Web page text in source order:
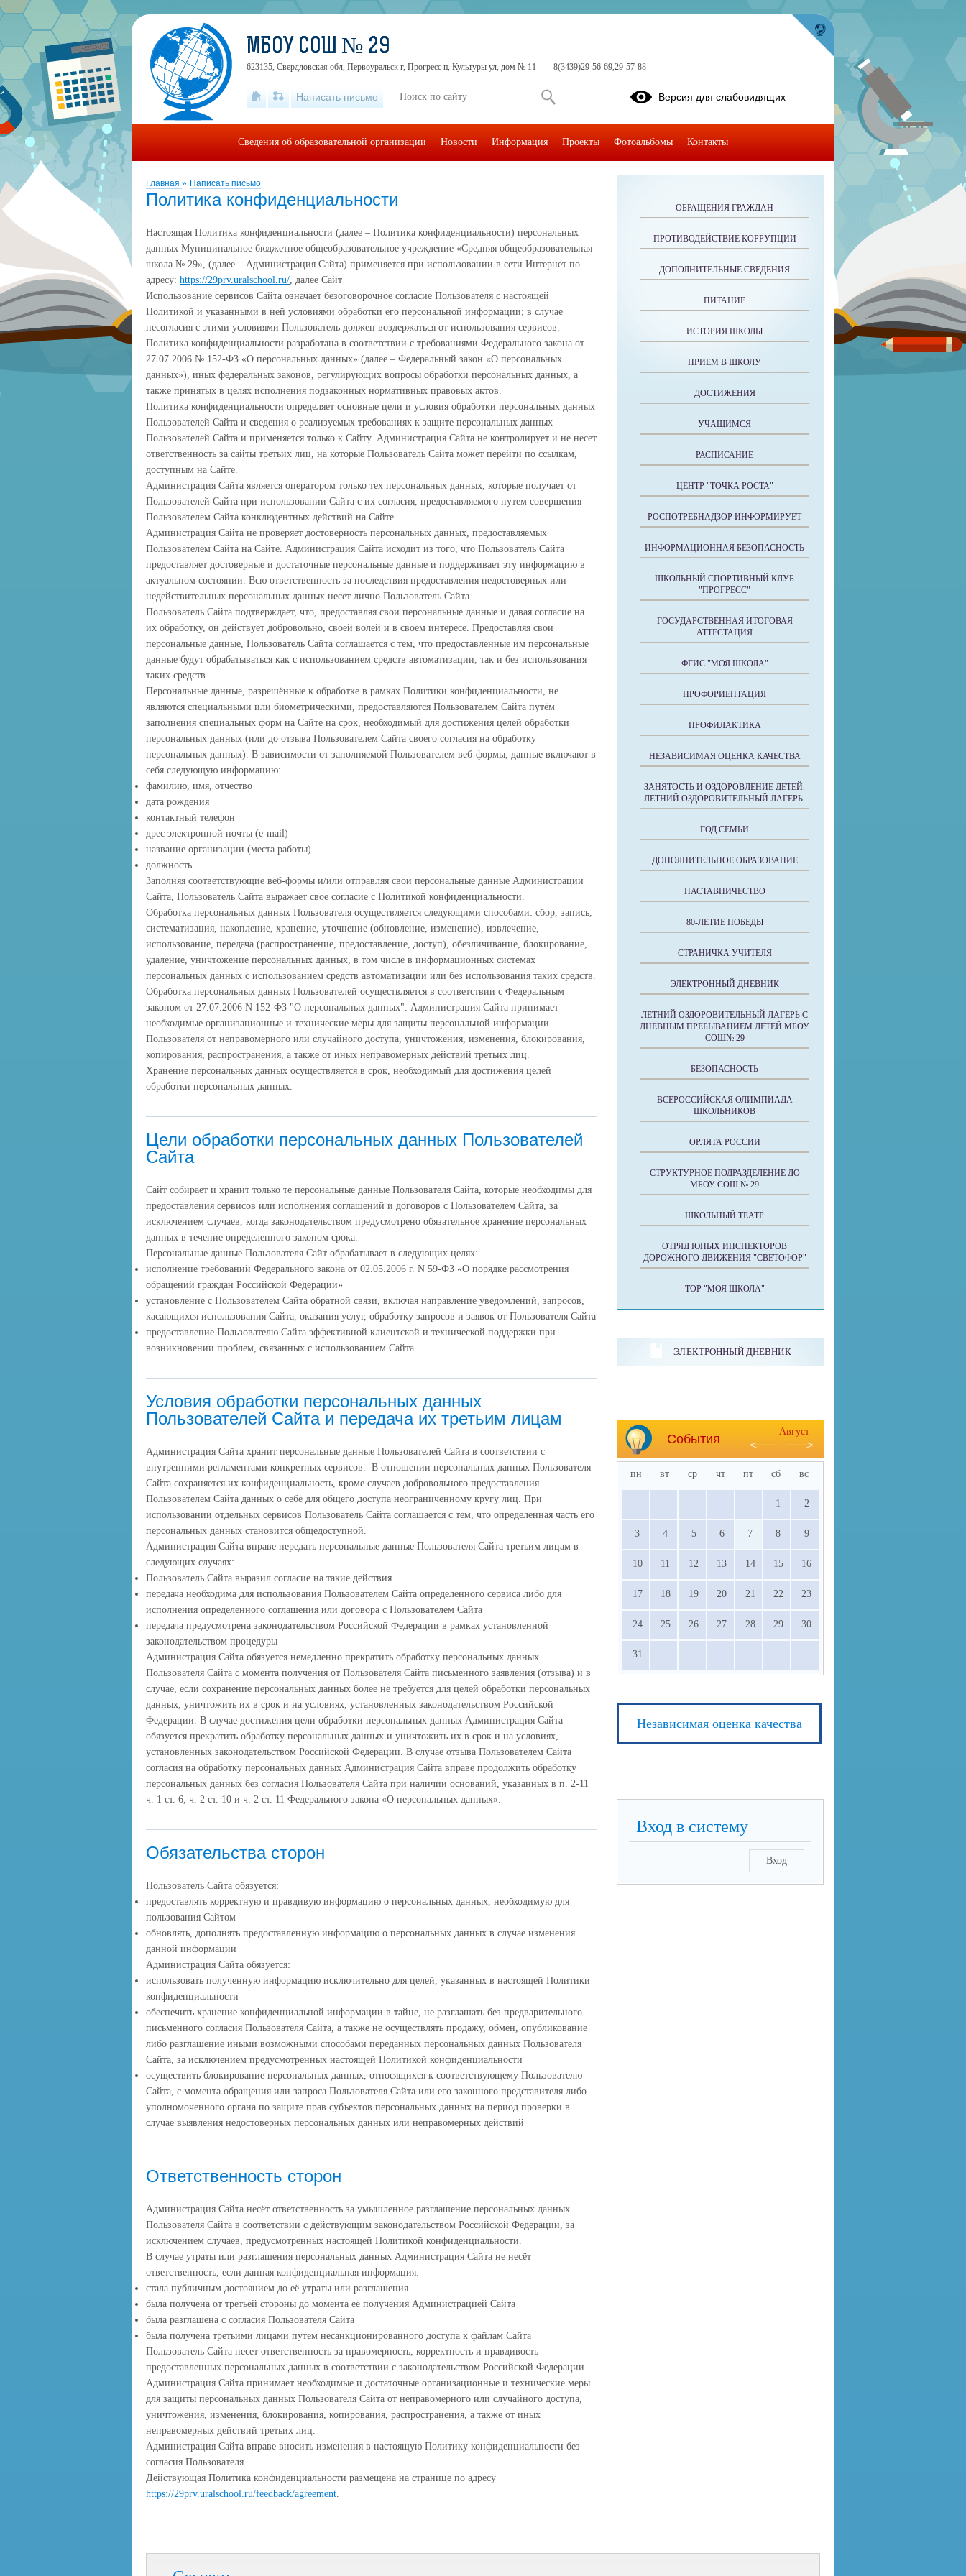
Главная » Написать письмо
Политика конфиденциальности
Настоящая Политика конфиденциальности (далее – Политика конфиденциальности) персональных
данных Муниципальное бюджетное общеобразовательное учреждение «Средняя общеобразовательная
школа № 29», (далее – Администрация Сайта) применяется при использовании в сети Интернет по
адресу: https://29prv.uralschool.ru/, далее Сайт
Использование сервисов Сайта означает безоговорочное согласие Пользователя с настоящей
Политикой и указанными в ней условиями обработки его персональной информации; в случае
несогласия с этими условиями Пользователь должен воздержаться от использования сервисов.
Политика конфиденциальности разработана в соответствии с требованиями Федерального закона от
27.07.2006 № 152-ФЗ «О персональных данных» (далее – Федеральный закон «О персональных
данных»), иных федеральных законов, регулирующих вопросы обработки персональных данных, а
также принятых в целях исполнения подзаконных нормативных правовых актов.
Политика конфиденциальности определяет основные цели и условия обработки персональных данных
Пользователей Сайта и сведения о реализуемых требованиях к защите персональных данных
Пользователей Сайта и применяется только к Сайту. Администрация Сайта не контролирует и не несет
ответственность за сайты третьих лиц, на которые Пользователь Сайта может перейти по ссылкам,
доступным на Сайте.
Администрация Сайта является оператором только тех персональных данных, которые получает от
Пользователей Сайта при использовании Сайта с их согласия, предоставляемого путем совершения
Пользователем Сайта конклюдентных действий на Сайте.
Администрация Сайта не проверяет достоверность персональных данных, предоставляемых
Пользователем Сайта на Сайте. Администрация Сайта исходит из того, что Пользователь Сайта
предоставляет достоверные и достаточные персональные данные и поддерживает эту информацию в
актуальном состоянии. Всю ответственность за последствия предоставления недостоверных или
недействительных персональных данных несет лично Пользователь Сайта.
Пользователь Сайта подтверждает, что, предоставляя свои персональные данные и давая согласие на
их обработку, он действует добровольно, своей волей и в своем интересе. Предоставляя свои
персональные данные, Пользователь Сайта соглашается с тем, что предоставленные им персональные
данные будут обрабатываться как с использованием средств автоматизации, так и без использования
таких средств.
Персональные данные, разрешённые к обработке в рамках Политики конфиденциальности, не
являются специальными или биометрическими, предоставляются Пользователем Сайта путём
заполнения специальных форм на Сайте на срок, необходимый для достижения целей обработки
персональных данных (или до отзыва Пользователем Сайта своего согласия на обработку
персональных данных). В зависимости от заполняемой Пользователем веб-формы, данные включают в
себя следующую информацию:
фамилию, имя, отчество
дата рождения
контактный телефон
дрес электронной почты (e-mail)
название организации (места работы)
должность
Заполняя соответствующие веб-формы и/или отправляя свои персональные данные Администрации
Сайта, Пользователь Сайта выражает свое согласие с Политикой конфиденциальности.
Обработка персональных данных Пользователя осуществляется следующими способами: сбор, запись,
систематизация, накопление, хранение, уточнение (обновление, изменение), извлечение,
использование, передача (распространение, предоставление, доступ), обезличивание, блокирование,
удаление, уничтожение персональных данных, в том числе в информационных системах
персональных данных с использованием средств автоматизации или без использования таких средств.
Обработка персональных данных Пользователей осуществляется в соответствии с Федеральным
законом от 27.07.2006 N 152-ФЗ "О персональных данных". Администрация Сайта принимает
необходимые организационные и технические меры для защиты персональной информации
Пользователя от неправомерного или случайного доступа, уничтожения, изменения, блокирования,
копирования, распространения, а также от иных неправомерных действий третьих лиц.
Хранение персональных данных осуществляется в срок, необходимый для достижения целей
обработки персональных данных.
Цели обработки персональных данных Пользователей
Сайта
Сайт собирает и хранит только те персональные данные Пользователя Сайта, которые необходимы для
предоставления сервисов или исполнения соглашений и договоров с Пользователем Сайта, за
исключением случаев, когда законодательством предусмотрено обязательное хранение персональных
данных в течение определенного законом срока.
Персональные данные Пользователя Сайт обрабатывает в следующих целях:
исполнение требований Федерального закона от 02.05.2006 г. N 59-ФЗ «О порядке рассмотрения
обращений граждан Российской Федерации»
установление с Пользователем Сайта обратной связи, включая направление уведомлений, запросов,
касающихся использования Сайта, оказания услуг, обработку запросов и заявок от Пользователя Сайта
предоставление Пользователю Сайта эффективной клиентской и технической поддержки при
возникновении проблем, связанных с использованием Сайта.
Условия обработки персональных данных
Пользователей Сайта и передача их третьим лицам
Администрация Сайта хранит персональные данные Пользователей Сайта в соответствии с
внутренними регламентами конкретных сервисов. В отношении персональных данных Пользователя
Сайта сохраняется их конфиденциальность, кроме случаев добровольного предоставления
Пользователем Сайта данных о себе для общего доступа неограниченному кругу лиц. При
использовании отдельных сервисов Пользователь Сайта соглашается с тем, что определенная часть его
персональных данных становится общедоступной.
Администрация Сайта вправе передать персональные данные Пользователя Сайта третьим лицам в
следующих случаях:
Пользователь Сайта выразил согласие на такие действия
передача необходима для использования Пользователем Сайта определенного сервиса либо для
исполнения определенного соглашения или договора с Пользователем Сайта
передача предусмотрена законодательством Российской Федерации в рамках установленной
законодательством процедуры
Администрация Сайта обязуется немедленно прекратить обработку персональных данных
Пользователя Сайта с момента получения от Пользователя Сайта письменного заявления (отзыва) и в
случае, если сохранение персональных данных более не требуется для целей обработки персональных
данных, уничтожить их в срок и на условиях, установленных законодательством Российской
Федерации. В случае достижения цели обработки персональных данных Администрация Сайта
обязуется прекратить обработку персональных данных и уничтожить их в срок и на условиях,
установленных законодательством Российской Федерации. В случае отзыва Пользователем Сайта
согласия на обработку персональных данных Администрация Сайта вправе продолжить обработку
персональных данных без согласия Пользователя Сайта при наличии оснований, указанных в п. 2-11
ч. 1 ст. 6, ч. 2 ст. 10 и ч. 2 ст. 11 Федерального закона «О персональных данных».
Обязательства сторон
Пользователь Сайта обязуется:
предоставлять корректную и правдивую информацию о персональных данных, необходимую для
пользования Сайтом
обновлять, дополнять предоставленную информацию о персональных данных в случае изменения
данной информации
Администрация Сайта обязуется:
использовать полученную информацию исключительно для целей, указанных в настоящей Политики
конфиденциальности
обеспечить хранение конфиденциальной информации в тайне, не разглашать без предварительного
письменного согласия Пользователя Сайта, а также не осуществлять продажу, обмен, опубликование
либо разглашение иными возможными способами переданных персональных данных Пользователя
Сайта, за исключением предусмотренных настоящей Политикой конфиденциальности
осуществить блокирование персональных данных, относящихся к соответствующему Пользователю
Сайта, с момента обращения или запроса Пользователя Сайта или его законного представителя либо
уполномоченного органа по защите прав субъектов персональных данных на период проверки в
случае выявления недостоверных персональных данных или неправомерных действий
Ответственность сторон
Администрация Сайта несёт ответственность за умышленное разглашение персональных данных
Пользователя Сайта в соответствии с действующим законодательством Российской Федерации, за
исключением случаев, предусмотренных настоящей Политикой конфиденциальности.
В случае утраты или разглашения персональных данных Администрация Сайта не несёт
ответственность, если данная конфиденциальная информация:
cтала публичным достоянием до её утраты или разглашения
была получена от третьей стороны до момента её получения Администрацией Сайта
была разглашена с согласия Пользователя Сайта
была получена третьими лицами путем несанкционированного доступа к файлам Сайта
Пользователь Сайта несет ответственность за правомерность, корректность и правдивость
предоставленных персональных данных в соответствии с законодательством Российской Федерации.
Администрация Сайта принимает необходимые и достаточные организационные и технические меры
для защиты персональных данных Пользователя Сайта от неправомерного или случайного доступа,
уничтожения, изменения, блокирования, копирования, распространения, а также от иных
неправомерных действий третьих лиц.
Администрация Сайта вправе вносить изменения в настоящую Политику конфиденциальности без
согласия Пользователя.
Действующая Политика конфиденциальности размещена на странице по адресу
https://29prv.uralschool.ru/feedback/agreement.
ОБРАЩЕНИЯ ГРАЖДАН
ПРОТИВОДЕЙСТВИЕ КОРРУПЦИИ
ДОПОЛНИТЕЛЬНЫЕ СВЕДЕНИЯ
ПИТАНИЕ
ИСТОРИЯ ШКОЛЫ
ПРИЕМ В ШКОЛУ
ДОСТИЖЕНИЯ
УЧАЩИМСЯ
РАСПИСАНИЕ
ЦЕНТР "ТОЧКА РОСТА"
РОСПОТРЕБНАДЗОР ИНФОРМИРУЕТ
ИНФОРМАЦИОННАЯ БЕЗОПАСНОСТЬ
ШКОЛЬНЫЙ СПОРТИВНЫЙ КЛУБ
"ПРОГРЕСС"
ГОСУДАРСТВЕННАЯ ИТОГОВАЯ
АТТЕСТАЦИЯ
ФГИС "МОЯ ШКОЛА"
ПРОФОРИЕНТАЦИЯ
ПРОФИЛАКТИКА
НЕЗАВИСИМАЯ ОЦЕНКА КАЧЕСТВА
ЗАНЯТОСТЬ И ОЗДОРОВЛЕНИЕ ДЕТЕЙ.
ЛЕТНИЙ ОЗДОРОВИТЕЛЬНЫЙ ЛАГЕРЬ.
ГОД СЕМЬИ
ДОПОЛНИТЕЛЬНОЕ ОБРАЗОВАНИЕ
НАСТАВНИЧЕСТВО
80-ЛЕТИЕ ПОБЕДЫ
СТРАНИЧКА УЧИТЕЛЯ
ЭЛЕКТРОННЫЙ ДНЕВНИК
ЛЕТНИЙ ОЗДОРОВИТЕЛЬНЫЙ ЛАГЕРЬ С
ДНЕВНЫМ ПРЕБЫВАНИЕМ ДЕТЕЙ МБОУ
СОШ№ 29
БЕЗОПАСНОСТЬ
ВСЕРОССИЙСКАЯ ОЛИМПИАДА
ШКОЛЬНИКОВ
ОРЛЯТА РОССИИ
СТРУКТУРНОЕ ПОДРАЗДЕЛЕНИЕ ДО
МБОУ СОШ № 29
ШКОЛЬНЫЙ ТЕАТР
ОТРЯД ЮНЫХ ИНСПЕКТОРОВ
ДОРОЖНОГО ДВИЖЕНИЯ "СВЕТОФОР"
ТОР "МОЯ ШКОЛА"
ЭЛЕКТРОННЫЙ ДНЕВНИК
События
Август
пн вт ср чт пт сб вс
1 2
3 4 5 6 7 8 9
10 11 12 13 14 15 16
17 18 19 20 21 22 23
24 25 26 27 28 29 30
31
Независимая оценка качества
Вход в систему
Вход
МБОУ СОШ № 29
623135, Свердловская обл, Первоуральск г, Прогресс п, Культуры ул, дом № 11 8(3439)29-56-69,29-57-88
Написать письмо Версия для слабовидящих
Сведения об образовательной организации Новости Информация Проекты Фотоальбомы Контакты